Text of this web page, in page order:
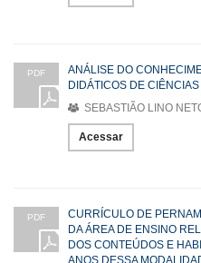
PDF
ANÁLISE DO
DIDÁTICOS DE
SEBASTIÃO LINO
Acessar
PDF
CURRÍCULO DE
DA ÁREA DE ENSINO
DOS CONTEÚDOS E
ANOS DESSA